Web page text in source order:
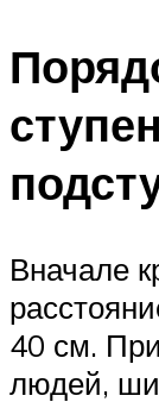
Вначале
40 см.
людей,